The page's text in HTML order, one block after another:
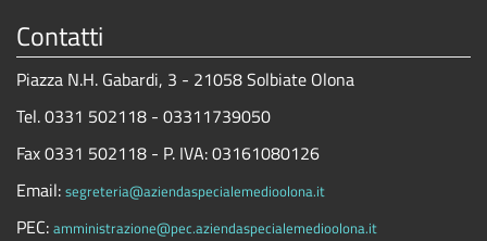
Contatti
Piazza N.H. Gabardi, 3 - 21058 Solbiate Olona
Tel. 0331 502118 - 03311739050
Fax 0331 502118 - P. IVA: 03161080126
Email: segreteria@aziendaspecialemedioolona.it
PEC: amministrazione@pec.aziendaspecialemedioolona.it